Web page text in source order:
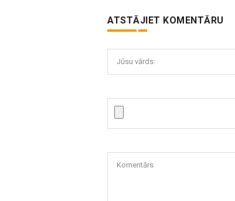
ATSTĀJIET KOMENTĀRU
Jūsu vārds:
Komentārs